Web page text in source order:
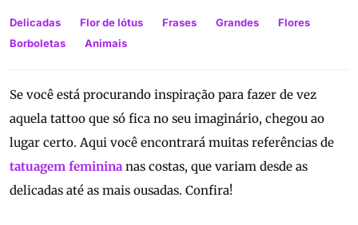
Delicadas Flor de lótus Frases Grandes
Flores
Borboletas
Animais
Se você está procurando inspiração para fazer de vez
aquela tattoo que só fica no seu imaginário, chegou ao
lugar certo. Aqui você encontrará muitas referências de
tatuagem feminina nas costas, que variam desde as
delicadas até as mais ousadas. Confira!